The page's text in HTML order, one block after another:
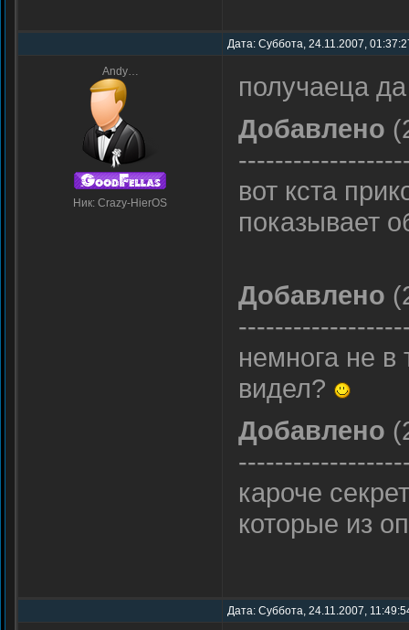
Дата: Суббота, 24.11.2007,
Andy…
Ник: Crazy-HierOS
получаеца
Добавлено
вот кста
показывает
Добавлено
немнога не в
видел?
Добавлено
кароче
которые из
Дата: Суббота, 24.11.2007,